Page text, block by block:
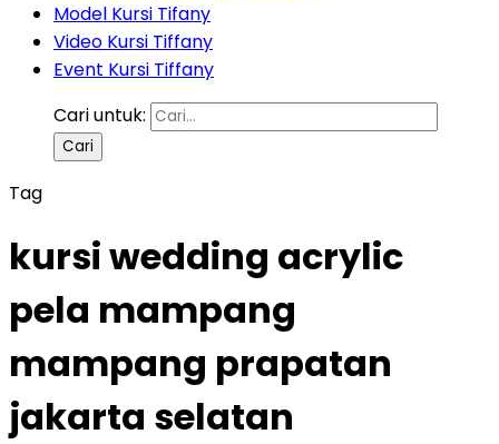
Model Kursi Tifany
Video Kursi Tiffany
Event Kursi Tiffany
Cari untuk:
Tag
kursi wedding acrylic
pela mampang
mampang prapatan
jakarta selatan